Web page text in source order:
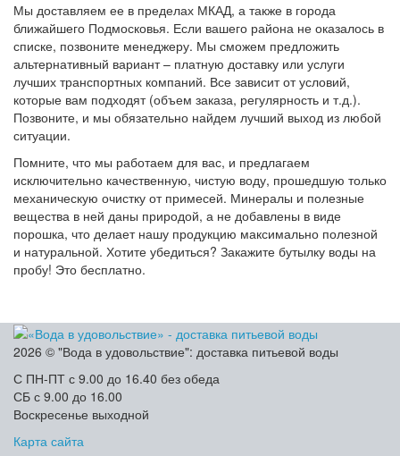
Мы доставляем ее в пределах МКАД, а также в города
ближайшего Подмосковья. Если вашего района не оказалось в
списке, позвоните менеджеру. Мы сможем предложить
альтернативный вариант – платную доставку или услуги
лучших транспортных компаний. Все зависит от условий,
которые вам подходят (объем заказа, регулярность и т.д.).
Позвоните, и мы обязательно найдем лучший выход из любой
ситуации.
Помните, что мы работаем для вас, и предлагаем
исключительно качественную, чистую воду, прошедшую только
механическую очистку от примесей. Минералы и полезные
вещества в ней даны природой, а не добавлены в виде
порошка, что делает нашу продукцию максимально полезной
и натуральной. Хотите убедиться? Закажите бутылку воды на
пробу! Это бесплатно.
2026 © "Вода в удовольствие": доставка питьевой воды
С ПН-ПТ с 9.00 до 16.40 без обеда
СБ с 9.00 до 16.00
Воскресенье выходной
Карта сайта